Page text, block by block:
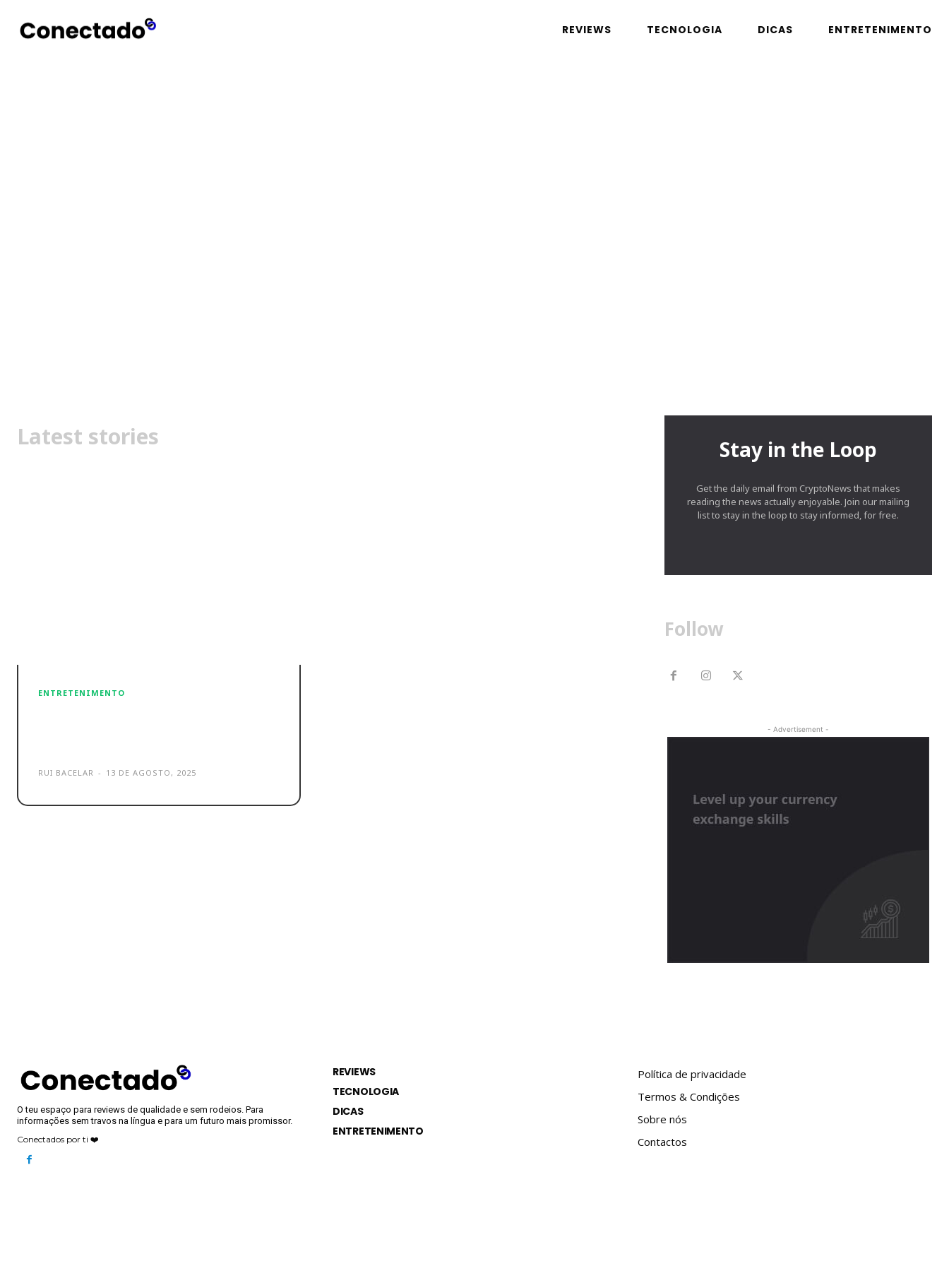
REVIEWS TECNOLOGIA DICAS ENTRETENIMENTO
Latest stories
ENTRETENIMENTO
RUI BACELAR - 13 DE AGOSTO, 2025
Stay in the Loop
Get the daily email from CryptoNews that makes
reading the news actually enjoyable. Join our mailing
list to stay in the loop to stay informed, for free.
Follow
- Advertisement -
O teu espaço para reviews de qualidade e sem rodeios. Para
informações sem travos na língua e para um futuro mais promissor.
Conectados por ti ❤️
REVIEWS
TECNOLOGIA
DICAS
ENTRETENIMENTO
Política de privacidade
Termos & Condições
Sobre nós
Contactos